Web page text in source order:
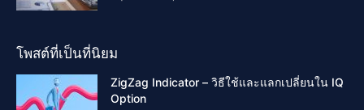
โพสต์ที่เป็นที่นิยม
ZigZag Indicator – วิธีใช้และแลกเปลี่ยนใน IQ
Option